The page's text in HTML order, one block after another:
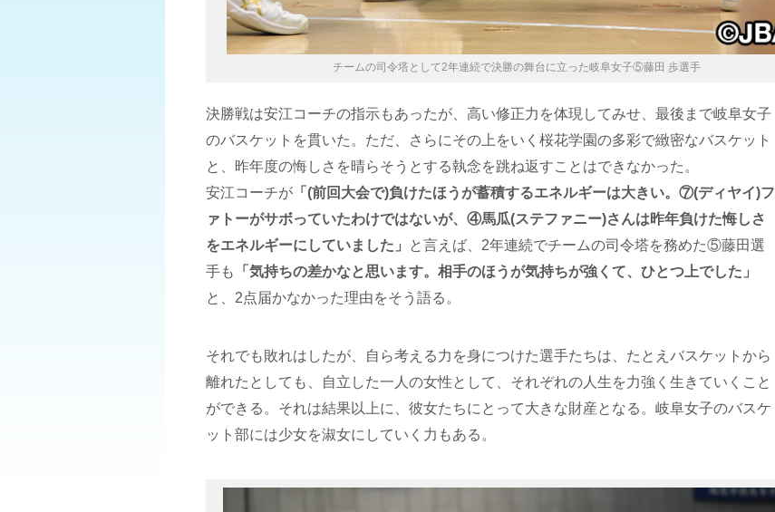
チームの司令塔として2年連続で決勝の舞台に立った岐阜女子⑤藤田 歩選手
決勝戦は安江コーチの指示もあったが、高い修正力を体現してみせ、最後まで岐阜女子
のバスケットを貫いた。ただ、さらにその上をいく桜花学園の多彩で緻密なバスケット
と、昨年度の悔しさを晴らそうとする執念を跳ね返すことはできなかった。
安江コーチが 「(前回大会で)負けたほうが蓄積するエネルギーは大きい。⑦(ディヤイ)フ
ァトーがサボっていたわけではないが、④馬瓜(ステファニー)さんは昨年負けた悔しさ
をエネルギーにしていました」
と言えば、2年連続でチームの司令塔を務めた⑤藤田選
手も
「気持ちの差かなと思います。相手のほうが気持ちが強くて、ひとつ上でした」
と、2点届かなかった理由をそう語る。
それでも敗れはしたが、自ら考える力を身につけた選手たちは、たとえバスケットから
離れたとしても、自立した一人の女性として、それぞれの人生を力強く生きていくこと
ができる。それは結果以上に、彼女たちにとって大きな財産となる。岐阜女子のバスケ
ット部には少女を淑女にしていく力もある。